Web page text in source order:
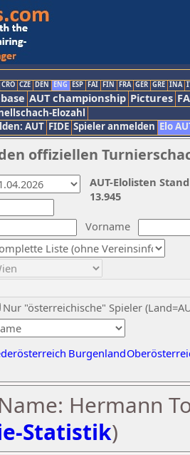
CRO CZE DEN ENG ESP FAI FIN FRA GER GRE INA
AUT championship Pictures
Elozahl
AUT FIDE Spieler anmelden Elo
offiziellen
Vorname
Nur "österreichische" Spieler
Burgenland
AUT-Elolisten
13.945
Hermann
Statistik)